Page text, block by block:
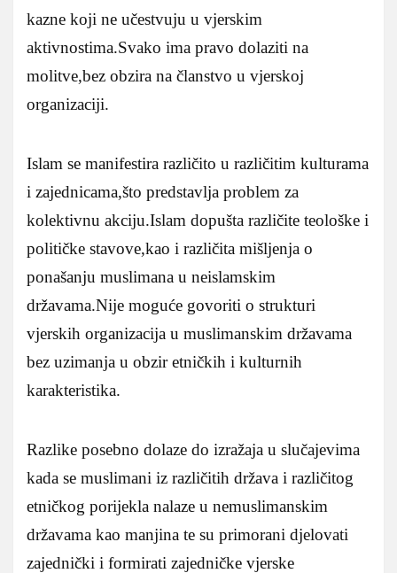
kazne koji ne učestvuju u vjerskim
aktivnostima.Svako ima pravo dolaziti na
molitve,bez obzira na članstvo u vjerskoj
organizaciji.
Islam se manifestira različito u različitim kulturama
i zajednicama,što predstavlja problem za
kolektivnu akciju.Islam dopušta različite teološke i
političke stavove,kao i različita mišljenja o
ponašanju muslimana u neislamskim
državama.Nije moguće govoriti o strukturi
vjerskih organizacija u muslimanskim državama
bez uzimanja u obzir etničkih i kulturnih
karakteristika.
Razlike posebno dolaze do izražaja u slučajevima
kada se muslimani iz različitih država i različitog
etničkog porijekla nalaze u nemuslimanskim
državama kao manjina te su primorani djelovati
zajednički i formirati zajedničke vjerske